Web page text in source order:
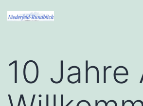
Inhalt
Niederfeld-
10 Jahre